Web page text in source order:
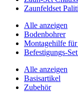
Zaunfeldset
Alle anzeigen
Bodenbohrer
Montagehilfe für
Befestigungs-
Alle anzeigen
Basisartikel
Zubehör